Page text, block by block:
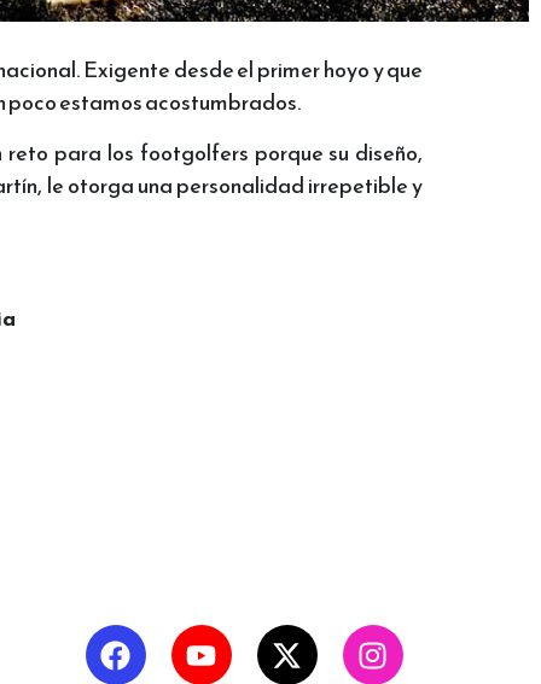
Exigente desde el primer hoyo y que
poco estamos acostumbrados.
para los footgolfers porque su diseño,
le otorga una personalidad irrepetible y